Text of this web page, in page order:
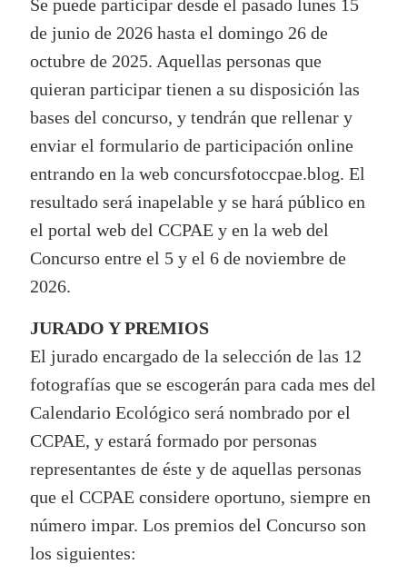
Se puede participar desde el pasado lunes 15
de junio de 2026 hasta el domingo 26 de
octubre de 2025. Aquellas personas que
quieran participar tienen a su disposición las
bases del concurso, y tendrán que rellenar y
enviar el formulario de participación online
entrando en la web concursfotoccpae.blog. El
resultado será inapelable y se hará público en
el portal web del CCPAE y en la web del
Concurso entre el 5 y el 6 de noviembre de
2026.
JURADO Y PREMIOS
El jurado encargado de la selección de las 12
fotografías que se escogerán para cada mes del
Calendario Ecológico será nombrado por el
CCPAE, y estará formado por personas
representantes de éste y de aquellas personas
que el CCPAE considere oportuno, siempre en
número impar. Los premios del Concurso son
los siguientes: